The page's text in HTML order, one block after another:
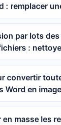
: remplacer
fois dans
par lots
:
dates et les
convertir
Word en
masse les